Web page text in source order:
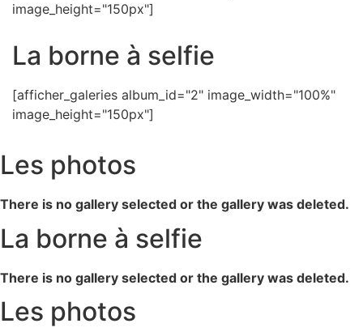
image_height="150px"]
La borne à selfie
[afficher_galeries album_id="2" image_width="100%"
image_height="150px"]
Les photos
There is no gallery selected or the gallery was deleted.
La borne à selfie
There is no gallery selected or the gallery was deleted.
Les photos